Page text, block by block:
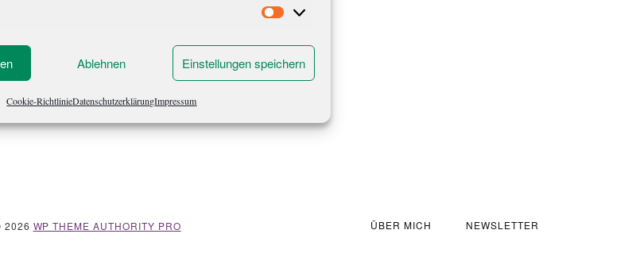
Marketing
Ablehnen Einstellungen speichern
Cookie-RichtlinieDatenschutzerklärungImpressum
ÜBER MICH NEWSLETTER
2026 WP THEME AUTHORITY PRO